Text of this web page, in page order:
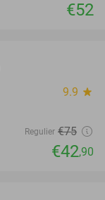
€52
9.9 star
Regulier €75
€42,90